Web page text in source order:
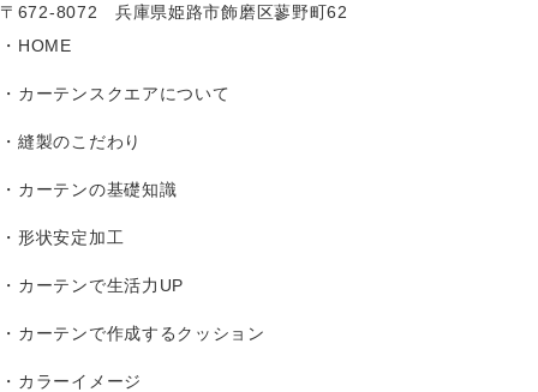
〒672-8072 兵庫県姫路市飾磨区蓼野町62
HOME
カーテンスクエアについて
縫製のこだわり
カーテンの基礎知識
形状安定加工
カーテンで生活力UP
カーテンで作成するクッション
カラーイメージ